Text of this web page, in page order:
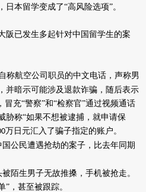
本留学变成了“高风险选项”。
阪已发生多起针对中国留学生的案
称航空公司职员的中文电话，声称男
并暗示可能涉及退款诈骗，随后表示
冒充“警察”和“检察官”通过视频通话
胁称“如果不想被逮捕，就申请保
万日元汇入了骗子指定的账户。
国公民遭遇抢劫的案子，比去年同期
陌生男子无故推搡，手机被抢走。
”，甚至被跟踪。